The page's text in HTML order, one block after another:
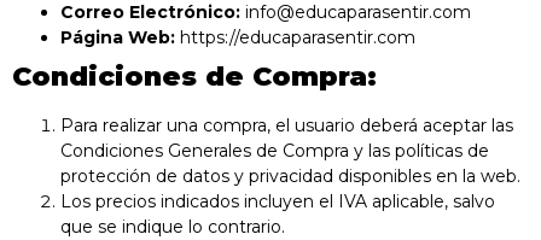
Correo Electrónico: info@educaparasentir.com
Página Web: https://educaparasentir.com
Condiciones de Compra:
Para realizar una compra, el usuario deberá aceptar las
Condiciones Generales de Compra y las políticas de
protección de datos y privacidad disponibles en la web.
Los precios indicados incluyen el IVA aplicable, salvo
que se indique lo contrario.